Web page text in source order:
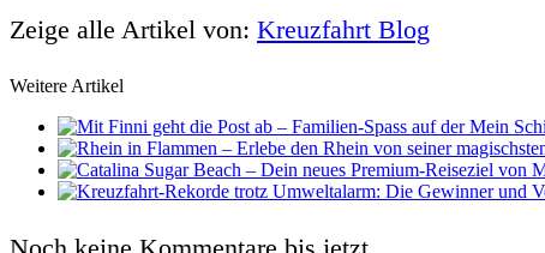
Zeige alle Artikel von: Kreuzfahrt Blog
Weitere Artikel